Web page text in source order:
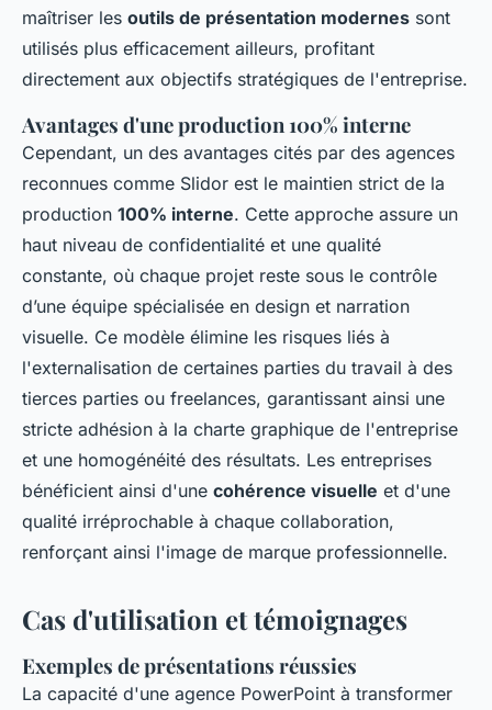
maîtriser les outils de présentation modernes sont
utilisés plus efficacement ailleurs, profitant
directement aux objectifs stratégiques de l'entreprise.
Avantages d'une production 100% interne
Cependant, un des avantages cités par des agences
reconnues comme Slidor est le maintien strict de la
production 100% interne. Cette approche assure un
haut niveau de confidentialité et une qualité
constante, où chaque projet reste sous le contrôle
d’une équipe spécialisée en design et narration
visuelle. Ce modèle élimine les risques liés à
l'externalisation de certaines parties du travail à des
tierces parties ou freelances, garantissant ainsi une
stricte adhésion à la charte graphique de l'entreprise
et une homogénéité des résultats. Les entreprises
bénéficient ainsi d'une cohérence visuelle et d'une
qualité irréprochable à chaque collaboration,
renforçant ainsi l'image de marque professionnelle.
Cas d'utilisation et témoignages
Exemples de présentations réussies
La capacité d'une agence PowerPoint à transformer